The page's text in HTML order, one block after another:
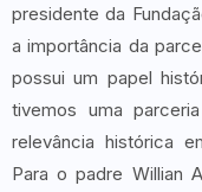
presidente da
a importância da
possui um papel
tivemos uma
relevância histórica
Para o padre Willian